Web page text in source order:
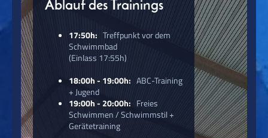
Ablauf des Trainings
17:50h: Treffpunkt vor dem
Schwimmbad
(Einlass 17:55h)
18:00h - 19:00h: ABC-Training
+ Jugend
19:00h - 20:00h: Freies
Schwimmen / Schwimmstil +
Gerätetraining